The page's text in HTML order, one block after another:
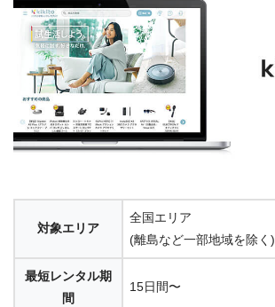
対象エリア
全国エリア
(離島など一部地域を除く)
最短レンタル期
間
15日間〜